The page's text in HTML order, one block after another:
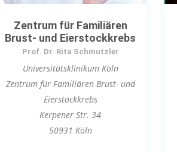
Zentrum für Familiären
Brust- und Eierstockkrebs
Prof. Dr. Rita Schmutzler
Universitätsklinikum Köln
Zentrum für Familiären Brust- und
Eierstockkrebs
Kerpener Str. 34
50931 Köln